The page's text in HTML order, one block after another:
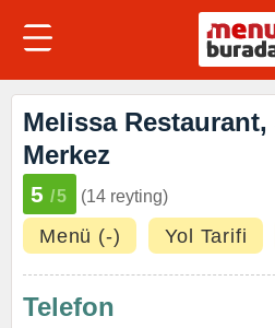
Melissa
Merkez
5 /5 (14 reyting)
Menü (-) Yol Tarifi
Telefon